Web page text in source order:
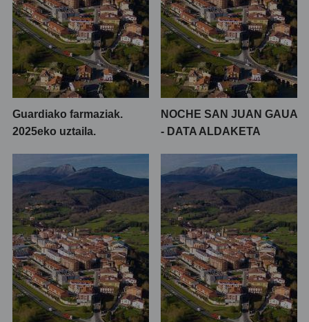
Guardiako farmaziak.
2025eko uztaila.
NOCHE SAN JUAN GAUA
- DATA ALDAKETA